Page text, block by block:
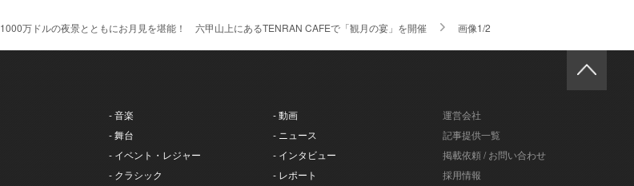
1000万ドルの夜景とともにお月見を堪能！ 六甲山上にあるTENRAN CAFEで「観月の宴」を開催 画像1/2
- 音楽
- 舞台
- イベント・レジャー
- クラシック
- 動画
- ニュース
- インタビュー
- レポート
運営会社
記事提供一覧
掲載依頼 / お問い合わせ
採用情報